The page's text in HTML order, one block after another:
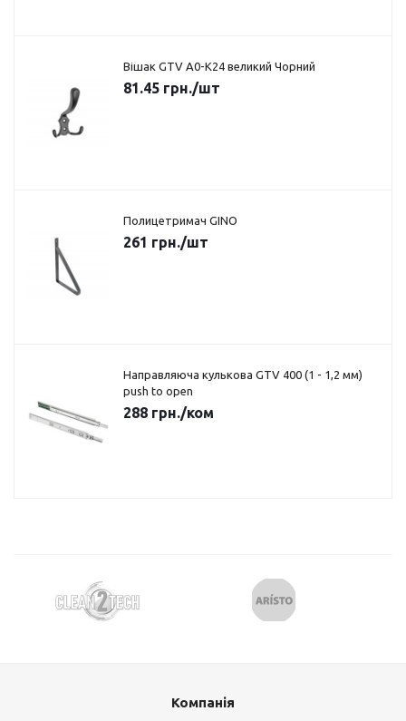
Вішак GTV A0-K24 великий Чорний
81.45 грн./шт
Полицетримач GINO
261 грн./шт
Направляюча кулькова GTV 400 (1 - 1,2 мм)
push to open
288 грн./ком
Компанія